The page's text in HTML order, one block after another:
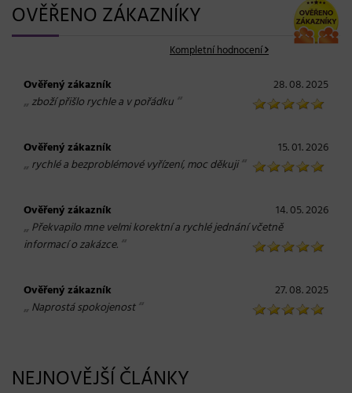
OVĚŘENO ZÁKAZNÍKY
Kompletní hodnocení
Ověřený zákazník 28. 08. 2025
„ zboží přišlo rychle a v pořádku “
Ověřený zákazník 15. 01. 2026
„ rychlé a bezproblémové vyřízení, moc děkuji“
Ověřený zákazník 14. 05. 2026
„ Překvapilo mne velmi korektní a rychlé jednání včetně
informací o zakázce. “
Ověřený zákazník 27. 08. 2025
„ Naprostá spokojenost“
NEJNOVĚJŠÍ ČLÁNKY